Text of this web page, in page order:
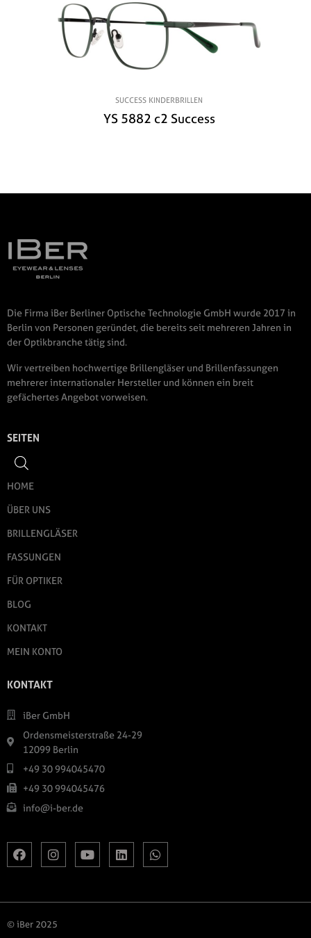
SUCCESS KINDERBRILLEN
YS 5882 c2 Success
Die Firma iBer Berliner Optische Technologie GmbH wurde 2017 in
Berlin von Personen geründet, die bereits seit mehreren Jahren in
der Optikbranche tätig sind.
Wir vertreiben hochwertige Brillengläser und Brillenfassungen
mehrerer internationaler Hersteller und können ein breit
gefächertes Angebot vorweisen.
SEITEN
HOME
ÜBER UNS
BRILLENGLÄSER
FASSUNGEN
FÜR OPTIKER
BLOG
KONTAKT
MEIN KONTO
KONTAKT
iBer GmbH
Ordensmeisterstraße 24-29
12099 Berlin
+49 30 994045470
+49 30 994045476
info@i-ber.de
© iBer 2025